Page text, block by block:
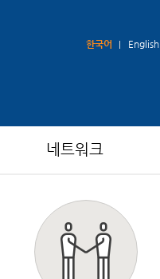
한국어 English
네트워크